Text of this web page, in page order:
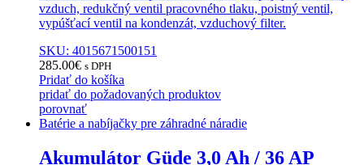
vzduch, redukčný ventil pracovného tlaku, poistný ventil,
vypúšťací ventil na kondenzát, vzduchový filter.
SKU: 4015671500151
285.00€ s DPH
Pridať do košíka
pridať do požadovaných produktov
porovnať
Batérie a nabíjačky pre záhradné náradie
Akumulátor Güde 3,0 Ah / 36 AP